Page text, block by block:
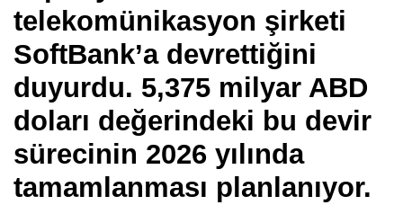
telekomünikasyon şirketi
SoftBank’a devrettiğini
duyurdu. 5,375 milyar ABD
doları değerindeki bu devir
sürecinin 2026 yılında
tamamlanması planlanıyor.